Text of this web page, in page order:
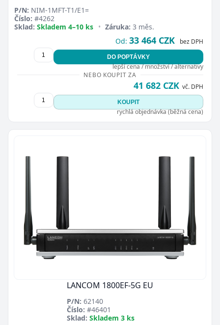
P/N: NIM-1MFT-T1/E1=
Číslo: #4262
Sklad: Skladem 4–10 ks • Záruka: 3 měs.
Od: 33 464 CZK bez DPH
DO POPTÁVKY
lepší cena / množství / alternativy
NEBO KOUPIT ZA
41 682 CZK vč. DPH
KOUPIT
rychlá objednávka (běžná cena)
LANCOM 1800EF-5G EU
P/N: 62140
Číslo: #46401
Sklad: Skladem 3 ks